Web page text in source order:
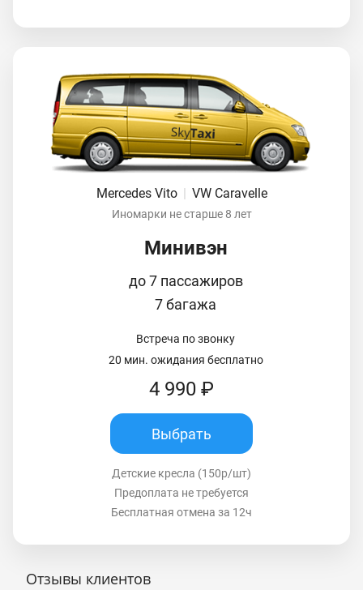
Mercedes Vito VW Caravelle
Иномарки не старше 8 лет
Минивэн
до 7 пассажиров
7 багажа
Встреча по звонку
20 мин. ожидания бесплатно
4 990 ₽
Выбрать
Детские кресла (150р/шт)
Предоплата не требуется
Бесплатная отмена за 12ч
Отзывы клиентов